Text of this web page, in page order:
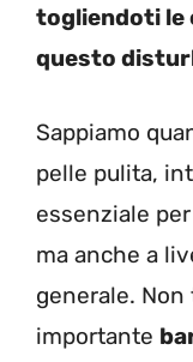
togliendoti le
questo
Sappiamo
pelle pulita,
essenziale
ma anche a
generale.
importante